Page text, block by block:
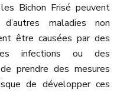
Bichon Frisé peuvent
maladies non
être causées par des
infections ou des
prendre des mesures
de développer ces